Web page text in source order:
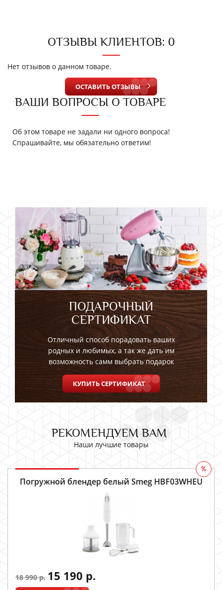
ОТЗЫВЫ КЛИЕНТОВ: 0
Нет отзывов о данном товаре.
ОСТАВИТЬ ОТЗЫВЫ
ВАШИ ВОПРОСЫ О ТОВАРЕ
Об этом товаре не задали ни одного вопроса!
Спрашивайте, мы обязательно ответим!
ПОДАРОЧНЫЙ
СЕРТИФИКАТ
Отличный способ порадовать ваших
родных и любимых, а так же дать им
возможность самм выбрать подарок
КУПИТЬ СЕРТИФИКАТ
РЕКОМЕНДУЕМ ВАМ
Наши лучшие товары
%
Погружной блендер белый Smeg HBF03WHEU
18 990 р. 15 190 р.